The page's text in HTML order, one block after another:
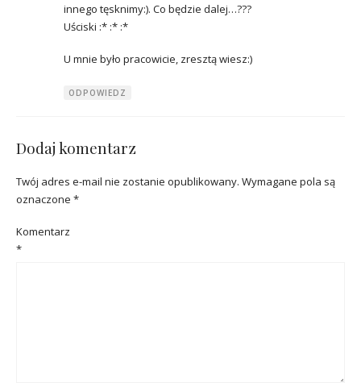
innego tęsknimy:). Co będzie dalej…???
Uściski :* :* :*
U mnie było pracowicie, zresztą wiesz:)
ODPOWIEDZ
Dodaj komentarz
Twój adres e-mail nie zostanie opublikowany. Wymagane pola są
oznaczone *
Komentarz
*